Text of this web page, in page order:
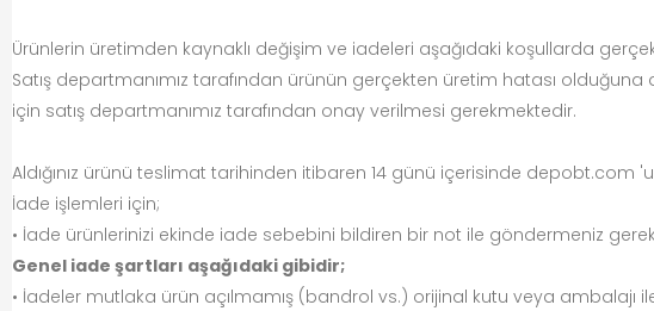
Ürünlerin üretimden kaynaklı değişim ve iadeleri aşağıdaki koşullarda
Satış departmanımız tarafından ürünün gerçekten üretim hatası
için satış departmanımız tarafından onay verilmesi gerekmektedir.
Aldığınız ürünü teslimat tarihinden itibaren 14 günü içerisinde
İade işlemleri için;
• İade ürünlerinizi ekinde iade sebebini bildiren bir not ile göndermeniz
Genel iade şartları aşağıdaki gibidir;
• İadeler mutlaka ürün açılmamış (bandrol vs.) orijinal kutu veya ambalajı ile